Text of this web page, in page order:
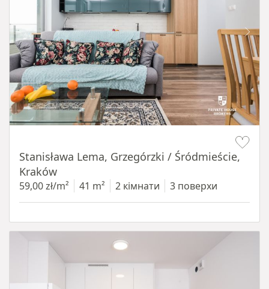
Stanisława Lema, Grzegórzki / Śródmieście,
Kraków
59,00 zł/m² 41 m² 2 кімнати 3 поверхи